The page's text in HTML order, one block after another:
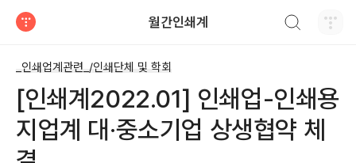
월간인쇄계
_인쇄업계관련_/인쇄단체 및 학회
[인쇄계2022.01] 인쇄업-인쇄용
지업계 대·중소기업 상생협약 체